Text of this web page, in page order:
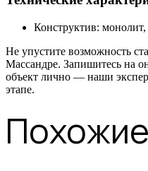
Конструктив: монолит,
Не упустите возможность
Массандре. Запишитесь на
объект лично — наши
этапе.